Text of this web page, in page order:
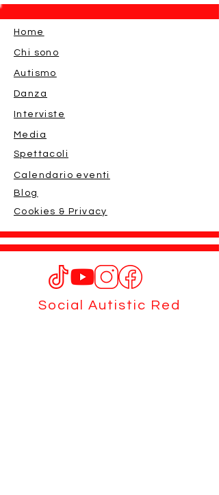
Home
Chi sono
Autismo
Danza
Interviste
Media
Spettacoli
Calendario eventi
Blog
Cookies & Privacy
Social Autistic Red